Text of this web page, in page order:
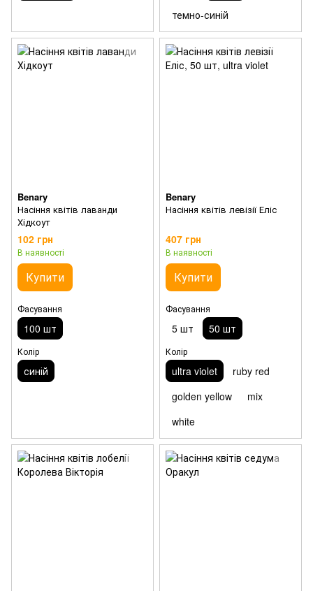
темно-синій
Benary
Насіння квітів лаванди
Хідкоут
102 грн
В наявності
Купити
Фасування
100 шт
Колір
синій
Benary
Насіння квітів левізії Еліс
407 грн
В наявності
Купити
Фасування
5 шт 50 шт
Колір
ultra violet
ruby red
golden yellow
mix
white